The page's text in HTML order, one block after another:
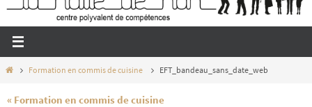
HomeFormation en commis de cuisine EFT_bandeau_sans_date_web
« Formation en commis de cuisine